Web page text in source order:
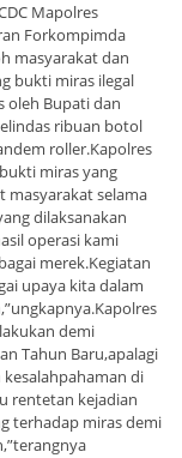
Mapolres
Forkompimda
masyarakat dan
bukti miras ilegal
oleh Bupati dan
ribuan botol
roller.Kapolres
miras yang
masyarakat selama
dilaksanakan
operasi kami
merek.Kegiatan
upaya kita dalam
demi
Tahun Baru,apalagi
di
rentetan kejadian
terhadap miras demi